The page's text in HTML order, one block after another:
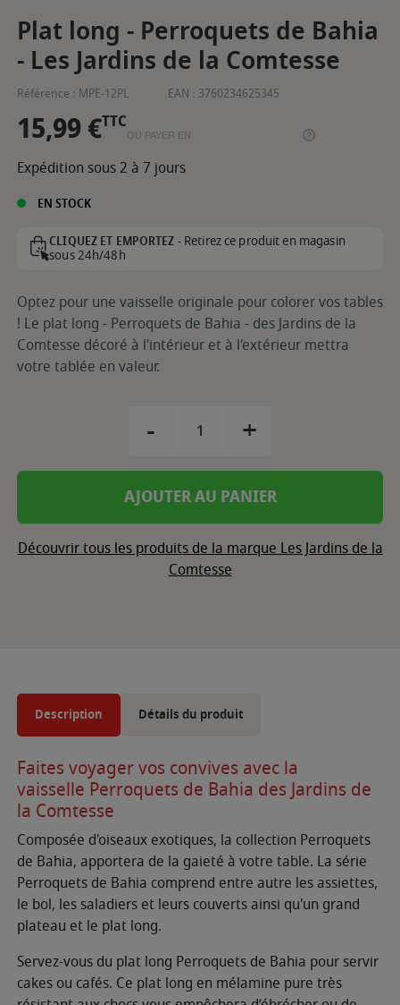
Plat long - Perroquets de Bahia
- Les Jardins de la Comtesse
Référence : MPE-12PL EAN : 3760234625345
15,99 €TTC
OU PAYER EN
Expédition sous 2 à 7 jours
EN STOCK
CLIQUEZ ET EMPORTEZ -Retirez ce produit en magasin
sous 24h/48h
Optez pour une vaisselle originale pour colorer vos tables
! Le plat long - Perroquets de Bahia - des Jardins de la
Comtesse décoré à l'intérieur et à l'extérieur mettra
votre tablée en valeur.
- +
AJOUTER AU PANIER
Découvrir tous les produits de la marque Les Jardins de la
Comtesse
Description Détails du produit
Faites voyager vos convives avec la
vaisselle Perroquets de Bahia des Jardins de
la Comtesse
Composée d'oiseaux exotiques, la collection Perroquets
de Bahia, apportera de la gaieté à votre table. La série
Perroquets de Bahia comprend entre autre les assiettes,
le bol, les saladiers et leurs couverts ainsi qu'un grand
plateau et le plat long.
Servez-vous du plat long Perroquets de Bahia pour servir
cakes ou cafés. Ce plat long en mélamine pure très